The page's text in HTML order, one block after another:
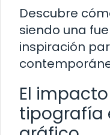
Descubre
siendo una
inspiración
El
tipografía